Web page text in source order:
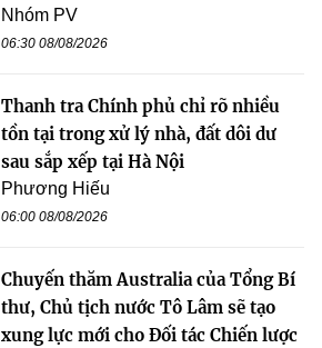
Nhóm PV
06:30 08/08/2026
Thanh tra Chính phủ chỉ rõ nhiều
tồn tại trong xử lý nhà, đất dôi dư
sau sắp xếp tại Hà Nội
Phương Hiếu
06:00 08/08/2026
Chuyến thăm Australia của Tổng Bí
thư, Chủ tịch nước Tô Lâm sẽ tạo
xung lực mới cho Đối tác Chiến lược